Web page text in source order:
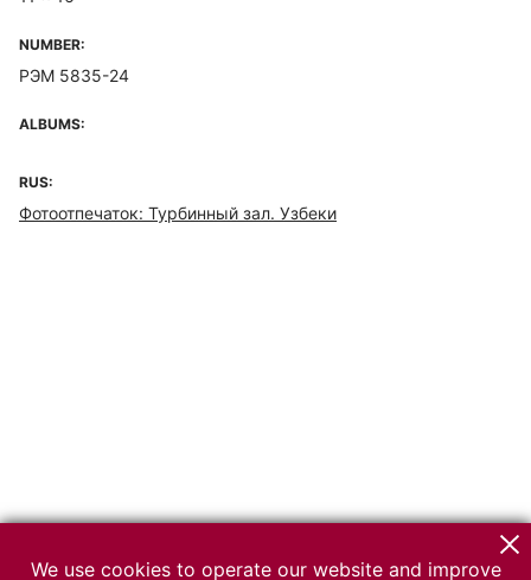
NUMBER:
РЭМ 5835-24
ALBUMS:
RUS:
Фотоотпечаток: Турбинный зал. Узбеки
We use cookies to operate our website and improve